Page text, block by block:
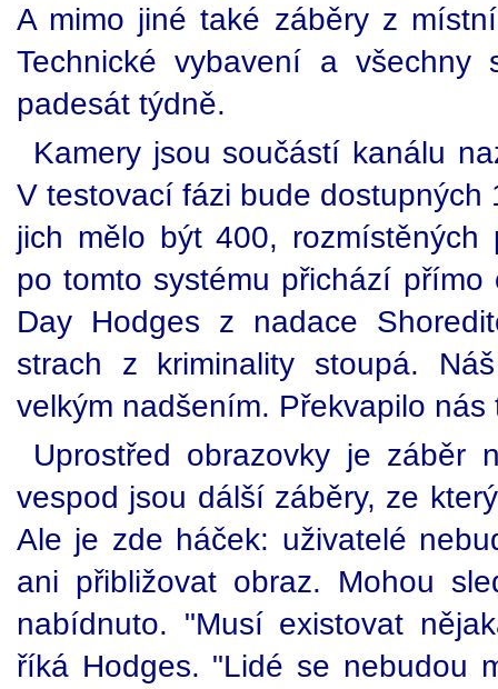
A mimo jiné také záběry z
Technické vybavení a
padesát týdně.
Kamery jsou součástí kanálu
V testovací fázi bude dostupných
jich mělo být 400, rozmístěných
po tomto systému přichází
Day Hodges z nadace
strach z kriminality stoupá.
velkým nadšením. Překvapilo nás
Uprostřed obrazovky je záběr
vespod jsou dálší záběry, ze
Ale je zde háček: uživatelé
ani přibližovat obraz. Mohou
nabídnuto. "Musí existovat
říká Hodges. "Lidé se nebudou